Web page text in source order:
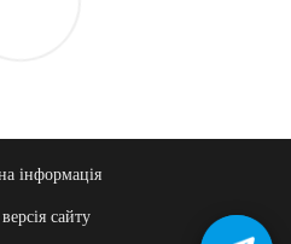
інформація
сайту